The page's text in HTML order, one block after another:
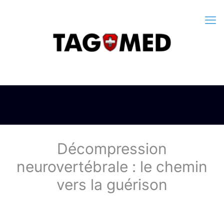
Décompression
neurovertébrale : le chemin
vers la guérison